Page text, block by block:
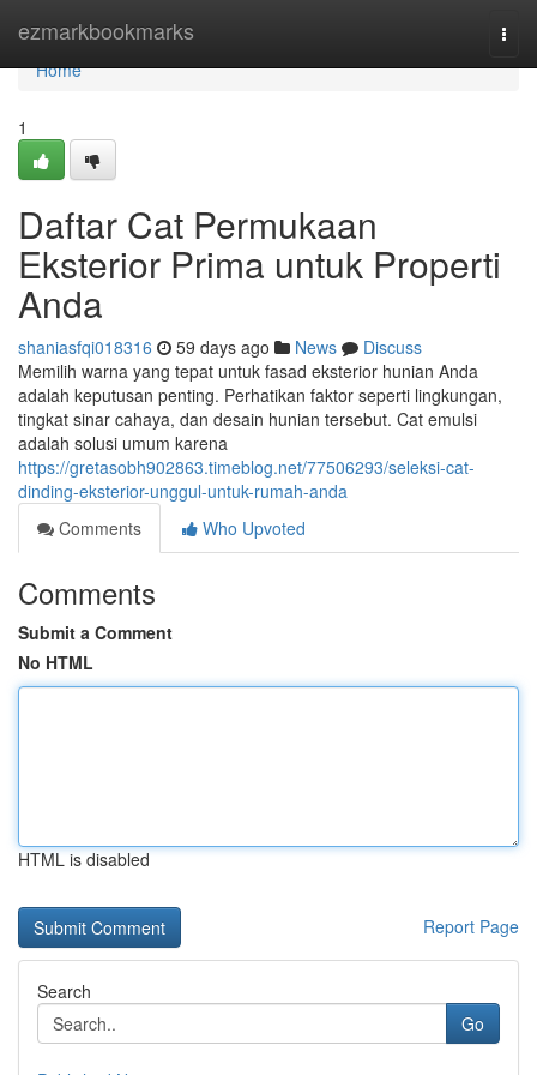
ezmarkbookmarks
Home
Home
1
Daftar Cat Permukaan
Eksterior Prima untuk Properti
Anda
shaniasfqi018316 59 days ago News
Discuss
Memilih warna yang tepat untuk fasad eksterior hunian Anda
adalah keputusan penting. Perhatikan faktor seperti lingkungan,
tingkat sinar cahaya, dan desain hunian tersebut. Cat emulsi
adalah solusi umum karena
https://gretasobh902863.timeblog.net/77506293/seleksi-cat-
dinding-eksterior-unggul-untuk-rumah-anda
Comments
Who Upvoted
Comments
Submit a Comment
No HTML
HTML is disabled
Report Page
Search
Go